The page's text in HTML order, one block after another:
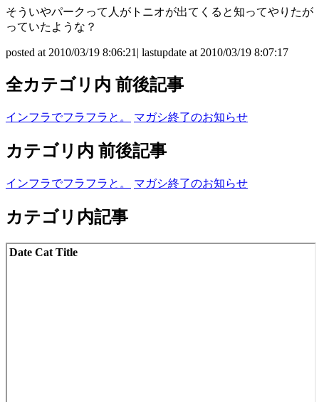
そういやパークって人がトニオが出てくると知ってやりたが
っていたような？
posted at 2010/03/19 8:06:21| lastupdate at 2010/03/19 8:07:17
全カテゴリ内 前後記事
インフラでフラフラと。 マガシ終了のお知らせ
カテゴリ内 前後記事
インフラでフラフラと。 マガシ終了のお知らせ
カテゴリ内記事